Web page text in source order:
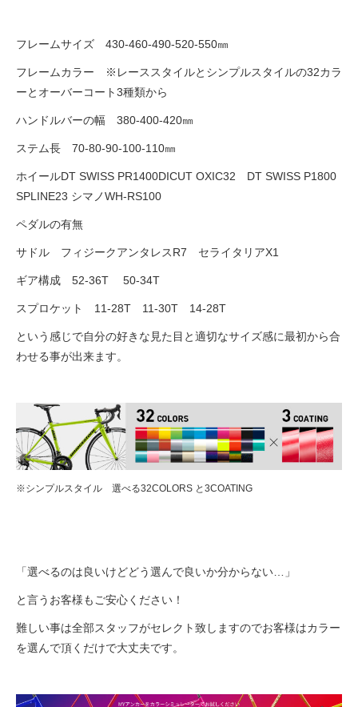
フレームサイズ 430-460-490-520-550㎜
フレームカラー ※レーススタイルとシンプルスタイルの32カラ
ーとオーバーコート3種類から
ハンドルバーの幅 380-400-420㎜
ステム長 70-80-90-100-110㎜
ホイールDT SWISS PR1400DICUT OXIC32 DT SWISS P1800
SPLINE23 シマノWH-RS100
ペダルの有無
サドル フィジークアンタレスR7 セライタリアX1
ギア構成 52-36T 50-34T
スプロケット 11-28T 11-30T 14-28T
という感じで自分の好きな見た目と適切なサイズ感に最初から合
わせる事が出来ます。
※シンプルスタイル 選べる32COLORS と3COATING
「選べるのは良いけどどう選んで良いか分からない…」
と言うお客様もご安心ください！
難しい事は全部スタッフがセレクト致しますのでお客様はカラー
を選んで頂くだけで大丈夫です。